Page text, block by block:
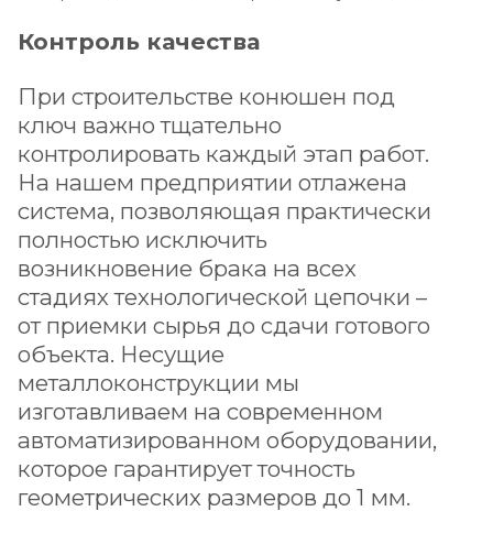
Контроль качества
При строительстве конюшен под
ключ важно тщательно
контролировать каждый этап работ.
На нашем предприятии отлажена
система, позволяющая практически
полностью исключить
возникновение брака на всех
стадиях технологической цепочки –
от приемки сырья до сдачи готового
объекта. Несущие
металлоконструкции мы
изготавливаем на современном
автоматизированном оборудовании,
которое гарантирует точность
геометрических размеров до 1 мм.